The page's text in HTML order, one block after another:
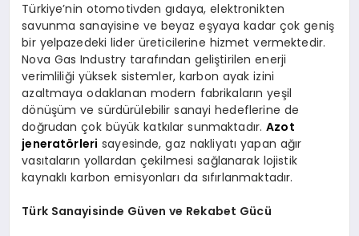
Türkiye’nin otomotivden gıdaya, elektronikten
savunma sanayisine ve beyaz eşyaya kadar çok geniş
bir yelpazedeki lider üreticilerine hizmet vermektedir.
Nova Gas Industry tarafından geliştirilen enerji
verimliliği yüksek sistemler, karbon ayak izini
azaltmaya odaklanan modern fabrikaların yeşil
dönüşüm ve sürdürülebilir sanayi hedeflerine de
doğrudan çok büyük katkılar sunmaktadır.Azot
jeneratörleri sayesinde, gaz nakliyatı yapan ağır
vasıtaların yollardan çekilmesi sağlanarak lojistik
kaynaklı karbon emisyonları da sıfırlanmaktadır.
Türk Sanayisinde Güven ve Rekabet Gücü